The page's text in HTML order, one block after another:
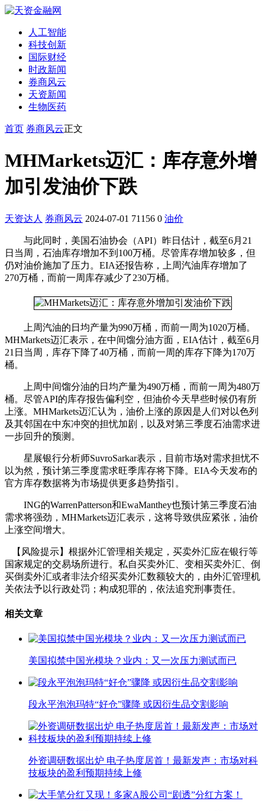
人工智能
科技创新
国际财经
时政新闻
券商风云
天资新闻
生物医药
首页 券商风云正文
MHMarkets迈汇：库存意外增
加引发油价下跌
天资达人 券商风云 2024-07-01 71156 0 油价
与此同时，美国石油协会（API）昨日估计，截至6月21
日当周，石油库存增加不到100万桶。尽管库存增加较多，但
仍对油价施加了压力。EIA还报告称，上周汽油库存增加了
270万桶，而前一周库存减少了230万桶。
上周汽油的日均产量为990万桶，而前一周为1020万桶。
MHMarkets迈汇表示，在中间馏分油方面，EIA估计，截至6月
21日当周，库存下降了40万桶，而前一周的库存下降为170万
桶。
上周中间馏分油的日均产量为490万桶，而前一周为480万
桶。尽管API的库存报告偏利空，但油价今天早些时候仍有所
上涨。MHMarkets迈汇认为，油价上涨的原因是人们对以色列
及其邻国在中东冲突的担忧加剧，以及对第三季度石油需求进
一步回升的预测。
星展银行分析师SuvroSarkar表示，目前市场对需求担忧不
以为然，预计第三季度需求旺季库存将下降。EIA今天发布的
官方库存数据将为市场提供更多趋势指引。
ING的WarrenPatterson和EwaManthey也预计第三季度石油
需求将强劲，MHMarkets迈汇表示，这将导致供应紧张，油价
上涨空间增大。
【风险提示】根据外汇管理相关规定，买卖外汇应在银行等
国家规定的交易场所进行。私自买卖外汇、变相买卖外汇、倒
买倒卖外汇或者非法介绍买卖外汇数额较大的，由外汇管理机
关依法予以行政处罚；构成犯罪的，依法追究刑事责任。
相关文章
美国拟禁中国光模块？业内：又一次压力测试而已
段永平泡泡玛特“好仓”骤降 或因衍生品交割影响
外资调研数据出炉 电子热度居首！最新发声：市场对科
技板块的盈利预期持续上修